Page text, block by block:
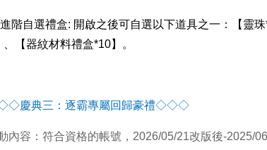
階自選禮盒: 開啟之後可自選以下道具之一：【靈
、【器紋材料禮盒*10】。
慶典三：逐霸專屬回歸豪禮◇◇◇
內容：符合資格的帳號， 2026/05/21改版後-2025/